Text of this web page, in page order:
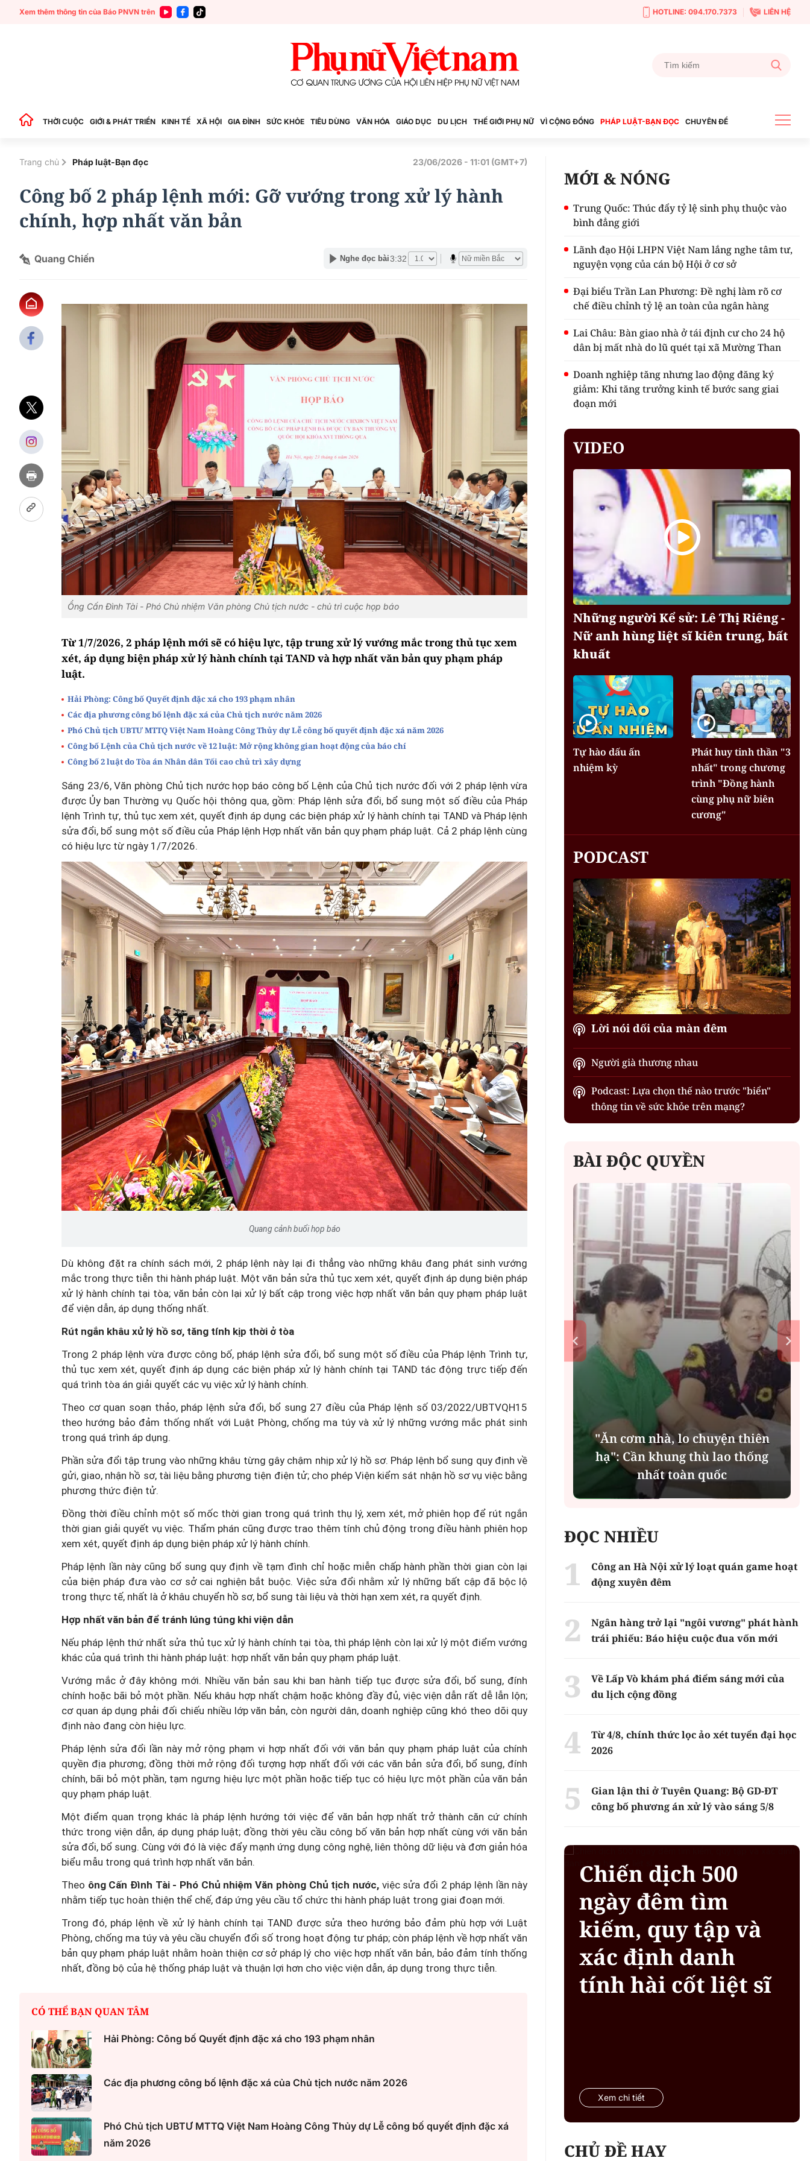
Xem thêm thông tin của Báo PNVN trên HOTLINE: 094.170.7373 LIÊN HỆ
THỜI CUỘC GIỚI & PHÁT TRIỂN KINH TẾ XÃ HỘI GIA ĐÌNH SỨC KHỎE TIÊU DÙNG VĂN HÓA GIÁO DỤC DU LỊCH THẾ GIỚI PHỤ NỮ VÌ CỘNG ĐỒNG PHÁP LUẬT-BẠN ĐỌC CHUYÊN ĐỀ
Trang chủ Pháp luật-Bạn đọc 23/06/2026 - 11:01 (GMT+7)
Công bố 2 pháp lệnh mới: Gỡ vướng trong xử lý hành
chính, hợp nhất văn bản
Quang Chiến Nghe đọc bài3:32
Ổng Cấn Đình Tài - Phó Chủ nhiệm Văn phòng Chủ tịch nước - chủ trì cuộc họp báo
Từ 1/7/2026, 2 pháp lệnh mới sẽ có hiệu lực, tập trung xử lý vướng mắc trong thủ tục xem
xét, áp dụng biện pháp xử lý hành chính tại TAND và hợp nhất văn bản quy phạm pháp
luật.
Hải Phòng: Công bố Quyết định đặc xá cho 193 phạm nhân
Các địa phương công bố lệnh đặc xá của Chủ tịch nước năm 2026
Phó Chủ tịch UBTƯ MTTQ Việt Nam Hoàng Công Thủy dự Lễ công bố quyết định đặc xá năm 2026
Công bố Lệnh của Chủ tịch nước về 12 luật: Mở rộng không gian hoạt động của báo chí
Công bố 2 luật do Tòa án Nhân dân Tối cao chủ trì xây dựng
Sáng 23/6, Văn phòng Chủ tịch nước họp báo công bố Lệnh của Chủ tịch nước đối với 2 pháp lệnh vừa
được Ủy ban Thường vụ Quốc hội thông qua, gồm: Pháp lệnh sửa đổi, bổ sung một số điều của Pháp
lệnh Trình tự, thủ tục xem xét, quyết định áp dụng các biện pháp xử lý hành chính tại TAND và Pháp lệnh
sửa đổi, bổ sung một số điều của Pháp lệnh Hợp nhất văn bản quy phạm pháp luật. Cả 2 pháp lệnh cùng
có hiệu lực từ ngày 1/7/2026.
Quang cảnh buổi họp báo
Dù không đặt ra chính sách mới, 2 pháp lệnh này lại đi thẳng vào những khâu đang phát sinh vướng
mắc trong thực tiễn thi hành pháp luật. Một văn bản sửa thủ tục xem xét, quyết định áp dụng biện pháp
xử lý hành chính tại tòa; văn bản còn lại xử lý bất cập trong việc hợp nhất văn bản quy phạm pháp luật
để viện dẫn, áp dụng thống nhất.
Rút ngắn khâu xử lý hồ sơ, tăng tính kịp thời ở tòa
Trong 2 pháp lệnh vừa được công bố, pháp lệnh sửa đổi, bổ sung một số điều của Pháp lệnh Trình tự,
thủ tục xem xét, quyết định áp dụng các biện pháp xử lý hành chính tại TAND tác động trực tiếp đến
quá trình tòa án giải quyết các vụ việc xử lý hành chính.
Theo cơ quan soạn thảo, pháp lệnh sửa đổi, bổ sung 27 điều của Pháp lệnh số 03/2022/UBTVQH15
theo hướng bảo đảm thống nhất với Luật Phòng, chống ma túy và xử lý những vướng mắc phát sinh
trong quá trình áp dụng.
Phần sửa đổi tập trung vào những khâu từng gây chậm nhịp xử lý hồ sơ. Pháp lệnh bổ sung quy định về
gửi, giao, nhận hồ sơ, tài liệu bằng phương tiện điện tử; cho phép Viện kiểm sát nhận hồ sơ vụ việc bằng
phương thức điện tử.
Đồng thời điều chỉnh một số mốc thời gian trong quá trình thụ lý, xem xét, mở phiên họp để rút ngắn
thời gian giải quyết vụ việc. Thẩm phán cũng được trao thêm tính chủ động trong điều hành phiên họp
xem xét, quyết định áp dụng biện pháp xử lý hành chính.
Pháp lệnh lần này cũng bổ sung quy định về tạm đình chỉ hoặc miễn chấp hành phần thời gian còn lại
của biện pháp đưa vào cơ sở cai nghiện bắt buộc. Việc sửa đổi nhằm xử lý những bất cập đã bộc lộ
trong thực tế, nhất là ở khâu chuyển hồ sơ, bổ sung tài liệu và thời hạn xem xét, ra quyết định.
Hợp nhất văn bản để tránh lúng túng khi viện dẫn
Nếu pháp lệnh thứ nhất sửa thủ tục xử lý hành chính tại tòa, thì pháp lệnh còn lại xử lý một điểm vướng
khác của quá trình thi hành pháp luật: hợp nhất văn bản quy phạm pháp luật.
Vướng mắc ở đây không mới. Nhiều văn bản sau khi ban hành tiếp tục được sửa đổi, bổ sung, đính
chính hoặc bãi bỏ một phần. Nếu khâu hợp nhất chậm hoặc không đầy đủ, việc viện dẫn rất dễ lẫn lộn;
cơ quan áp dụng phải đối chiếu nhiều lớp văn bản, còn người dân, doanh nghiệp cũng khó theo dõi quy
định nào đang còn hiệu lực.
Pháp lệnh sửa đổi lần này mở rộng phạm vi hợp nhất đối với văn bản quy phạm pháp luật của chính
quyền địa phương; đồng thời mở rộng đối tượng hợp nhất đối với các văn bản sửa đổi, bổ sung, đính
chính, bãi bỏ một phần, tạm ngưng hiệu lực một phần hoặc tiếp tục có hiệu lực một phần của văn bản
quy phạm pháp luật.
Một điểm quan trọng khác là pháp lệnh hướng tới việc để văn bản hợp nhất trở thành căn cứ chính
thức trong viện dẫn, áp dụng pháp luật; đồng thời yêu cầu công bố văn bản hợp nhất cùng với văn bản
sửa đổi, bổ sung. Cùng với đó là việc đẩy mạnh ứng dụng công nghệ, liên thông dữ liệu và đơn giản hóa
biểu mẫu trong quá trình hợp nhất văn bản.
Theo ông Cấn Đình Tài - Phó Chủ nhiệm Văn phòng Chủ tịch nước,việc sửa đổi 2 pháp lệnh lần này
nhằm tiếp tục hoàn thiện thể chế, đáp ứng yêu cầu tổ chức thi hành pháp luật trong giai đoạn mới.
Trong đó, pháp lệnh về xử lý hành chính tại TAND được sửa theo hướng bảo đảm phù hợp với Luật
Phòng, chống ma túy và yêu cầu chuyển đổi số trong hoạt động tư pháp; còn pháp lệnh về hợp nhất văn
bản quy phạm pháp luật nhằm hoàn thiện cơ sở pháp lý cho việc hợp nhất văn bản, bảo đảm tính thống
nhất, đồng bộ của hệ thống pháp luật và thuận lợi hơn cho việc viện dẫn, áp dụng trong thực tiễn.
CÓ THỂ BẠN QUAN TÂM
Hải Phòng: Công bố Quyết định đặc xá cho 193 phạm nhân
Các địa phương công bố lệnh đặc xá của Chủ tịch nước năm 2026
Phó Chủ tịch UBTƯ MTTQ Việt Nam Hoàng Công Thủy dự Lễ công bố quyết định đặc xá
năm 2026
MỚI & NÓNG
Trung Quốc: Thúc đẩy tỷ lệ sinh phụ thuộc vào
bình đẳng giới
Lãnh đạo Hội LHPN Việt Nam lắng nghe tâm tư,
nguyện vọng của cán bộ Hội ở cơ sở
Đại biểu Trần Lan Phương: Đề nghị làm rõ cơ
chế điều chỉnh tỷ lệ an toàn của ngân hàng
Lai Châu: Bàn giao nhà ở tái định cư cho 24 hộ
dân bị mất nhà do lũ quét tại xã Mường Than
Doanh nghiệp tăng nhưng lao động đăng ký
giảm: Khi tăng trưởng kinh tế bước sang giai
đoạn mới
VIDEO
Những người Kể sử: Lê Thị Riêng -
Nữ anh hùng liệt sĩ kiên trung, bất
khuất
Tự hào dấu ấn
nhiệm kỳ
Phát huy tinh thần "3
nhất" trong chương
trình "Đồng hành
cùng phụ nữ biên
cương"
PODCAST
Lời nói dối của màn đêm
Người già thương nhau
Podcast: Lựa chọn thế nào trước "biển"
thông tin về sức khỏe trên mạng?
BÀI ĐỘC QUYỀN
Mua nhà thuộc dự án đang thế
chấp, làm sao để hạn chế rủi ro?
Thành lập thành phố Bắc Ninh
nhìn đô thị hiện đại và giàu bản
sắc
"Ăn cơm nhà, lo chuyện thiên
hạ": Cần khung thù lao thống
nhất toàn quốc
ĐỌC NHIỀU
Công an Hà Nội xử lý loạt quán game hoạt
động xuyên đêm
Ngân hàng trở lại "ngôi vương" phát hành
trái phiếu: Báo hiệu cuộc đua vốn mới
Về Lấp Vò khám phá điểm sáng mới của
du lịch cộng đồng
Từ 4/8, chính thức lọc ảo xét tuyển đại học
2026
Gian lận thi ở Tuyên Quang: Bộ GD-ĐT
công bố phương án xử lý vào sáng 5/8
Chiến dịch 500
ngày đêm tìm
kiếm, quy tập và
xác định danh
tính hài cốt liệt sĩ
Xem chi tiết
CHỦ ĐỀ HAY